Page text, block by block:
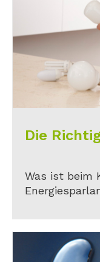
Die
Was ist beim